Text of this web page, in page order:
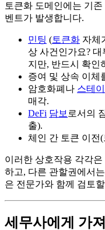
토큰화 도메인에는 기
벤트가 발생합니다.
민팅 (토큰화 자체
상 사건인가요? 대
지만, 반드시 확인
증여 및 상속 이체
암호화폐나 스테
매각.
DeFi 담보로서의
출).
체인 간 토큰 이전
이러한 상호작용 각각
하고, 다른 관할권에서
은 전문가와 함께 검토
세무사에게 가